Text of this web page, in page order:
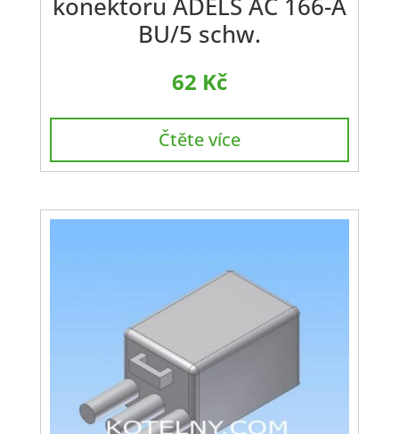
konektoru ADELS AC 166-A
BU/5 schw.
62 Kč
Čtěte více